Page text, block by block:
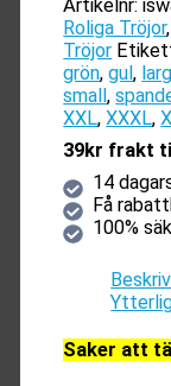
Artikelnr:
Roliga Tröjor,
Tröjor
grön,gul,
small,
XXL,XXXL,
39kr frakt
14
Få
100%
Saker att